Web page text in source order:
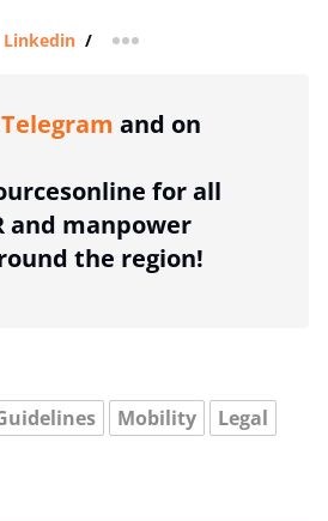
Linkedin / more sharing option
Telegram and on
for all
and manpower
the region!
Mobility Legal